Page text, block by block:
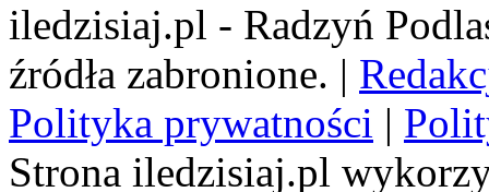
iledzisiaj.pl - Radzyń
źródła zabronione. |
Polityka prywatności |
Strona iledzisiaj.pl